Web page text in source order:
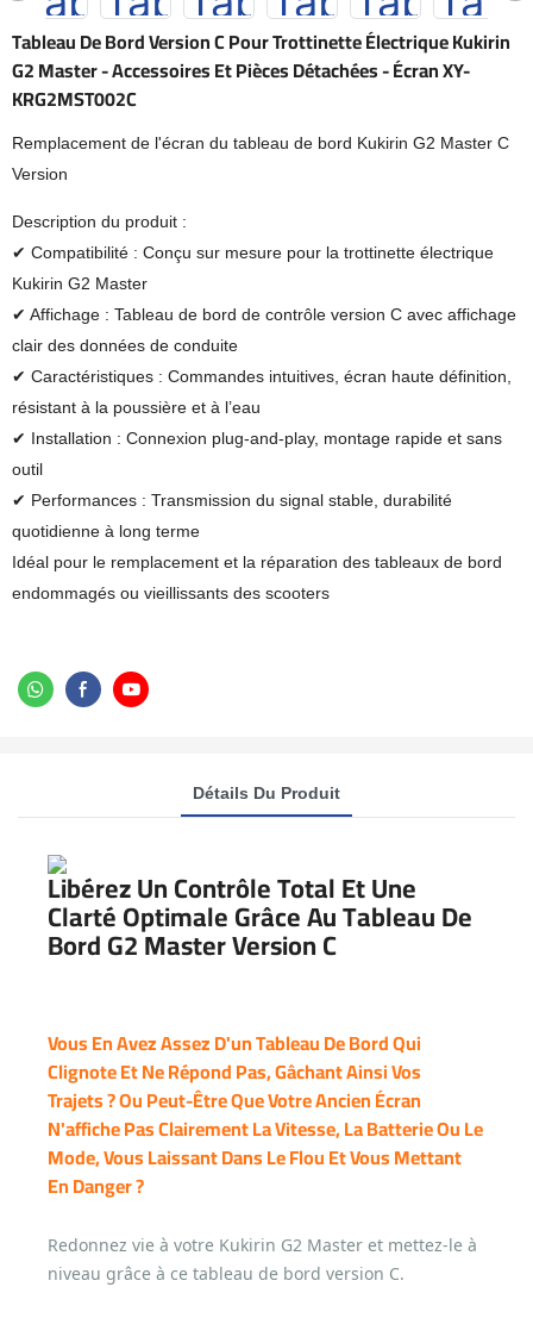
Tableau De Bord Version C Pour Trottinette Électrique Kukirin
G2 Master - Accessoires Et Pièces Détachées - Écran XY-
KRG2MST002C
Remplacement de l'écran du tableau de bord Kukirin G2 Master C
Version
Description du produit :
✔ Compatibilité : Conçu sur mesure pour la trottinette électrique
Kukirin G2 Master
✔ Affichage : Tableau de bord de contrôle version C avec affichage
clair des données de conduite
✔ Caractéristiques : Commandes intuitives, écran haute définition,
résistant à la poussière et à l’eau
✔ Installation : Connexion plug-and-play, montage rapide et sans
outil
✔ Performances : Transmission du signal stable, durabilité
quotidienne à long terme
Idéal pour le remplacement et la réparation des tableaux de bord
endommagés ou vieillissants des scooters
Détails Du Produit
Libérez Un Contrôle Total Et Une
Clarté Optimale Grâce Au Tableau De
Bord G2 Master Version C
Vous En Avez Assez D'un Tableau De Bord Qui
Clignote Et Ne Répond Pas, Gâchant Ainsi Vos
Trajets ? Ou Peut-Être Que Votre Ancien Écran
N'affiche Pas Clairement La Vitesse, La Batterie Ou Le
Mode, Vous Laissant Dans Le Flou Et Vous Mettant
En Danger ?
Redonnez vie à votre Kukirin G2 Master et mettez-le à
niveau grâce à ce tableau de bord version C.